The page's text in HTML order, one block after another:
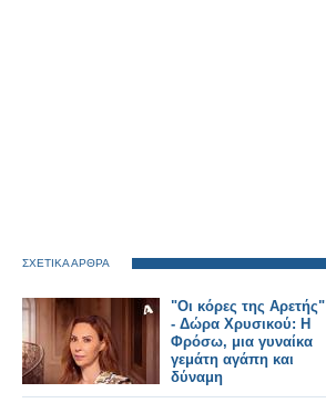
ΣΧΕΤΙΚΑ ΑΡΘΡΑ
"Οι κόρες της Αρετής"
- Δώρα Χρυσικού: Η
Φρόσω, μια γυναίκα
γεμάτη αγάπη και
δύναμη